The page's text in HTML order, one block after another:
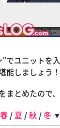
でユニットを
能しましょう！
まとめたので
春 /夏 /秋 /冬